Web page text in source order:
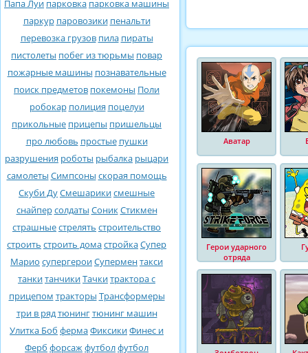
Папа Луи парковка парковка машины
паркур паровозики пенальти
перевозка грузов пила пираты
пистолеты побег из тюрьмы повар
пожарные машины познавательные
поиск предметов покемоны Поли
робокар полиция поцелуи
прикольные прицепы пришельцы
про любовь простые пушки
разрушения роботы рыбалка рыцари
самолеты Симпсоны скорая помощь
Скуби ДуСмешарикисмешные
снайперсолдаты СоникСтикмен
страшныестрелять строительство
строить строить домастройкаСупер
Марио супергероиСуперментакси
танкитанчикиТачкитрактора с
прицепом тракторы Трансформеры
три в рядтюнингтюнинг машин
Улитка Боб фермаФиксикиФинес и
Ферб форсажфутболфутбол
Аватар
Герои ударного
отряда